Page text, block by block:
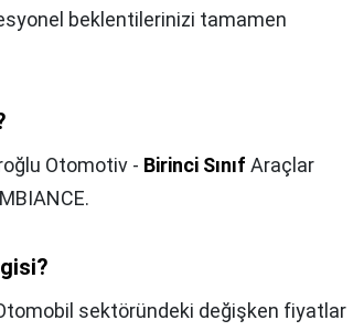
beklentilerinizi tamamen
Otomotiv - Birinci Sınıf Araçlar
sektöründeki değişken fiyatlar